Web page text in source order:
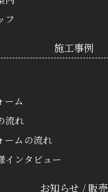
フ
施⼯事例
ーム
流れ
ームの流れ
インタビュー
お知らせ / 販売